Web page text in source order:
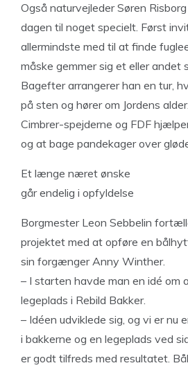
Også naturvejleder Søren
dagen til noget specielt. Først
allermindste med til at finde
måske gemmer sig et eller andet
Bagefter arrangerer han en tur,
på sten og hører om Jordens alder.
Cimbrer-spejderne og FDF
og at bage pandekager over
Et længe næret ønske
går endelig i opfyldelse
Borgmester Leon Sebbelin
projektet med at opføre en
sin forgænger Anny Winther.
– I starten havde man en idé om
legeplads i Rebild Bakker.
– Idéen udviklede sig, og vi er nu
i bakkerne og en legeplads ved
er godt tilfreds med resultatet.